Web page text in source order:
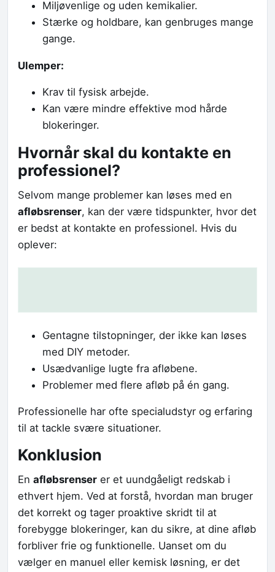
Miljøvenlige og uden kemikalier.
Stærke og holdbare, kan genbruges mange
gange.
Ulemper:
Krav til fysisk arbejde.
Kan være mindre effektive mod hårde
blokeringer.
Hvornår skal du kontakte en
professionel?
Selvom mange problemer kan løses med en
afløbsrenser, kan der være tidspunkter, hvor det
er bedst at kontakte en professionel. Hvis du
oplever:
Gentagne tilstopninger, der ikke kan løses
med DIY metoder.
Usædvanlige lugte fra afløbene.
Problemer med flere afløb på én gang.
Professionelle har ofte specialudstyr og erfaring
til at tackle svære situationer.
Konklusion
En afløbsrenser er et uundgåeligt redskab i
ethvert hjem. Ved at forstå, hvordan man bruger
det korrekt og tager proaktive skridt til at
forebygge blokeringer, kan du sikre, at dine afløb
forbliver frie og funktionelle. Uanset om du
vælger en manuel eller kemisk løsning, er det